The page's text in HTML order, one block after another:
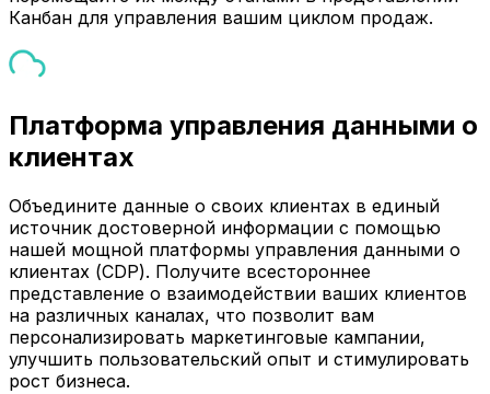
Канбан для управления вашим циклом продаж.
Платформа управления данными о
клиентах
Объедините данные о своих клиентах в единый
источник достоверной информации с помощью
нашей мощной платформы управления данными о
клиентах (CDP). Получите всестороннее
представление о взаимодействии ваших клиентов
на различных каналах, что позволит вам
персонализировать маркетинговые кампании,
улучшить пользовательский опыт и стимулировать
рост бизнеса.